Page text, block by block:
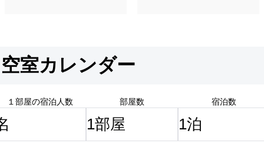
空室カレンダー
１部屋の宿泊人数 部屋数 宿泊数